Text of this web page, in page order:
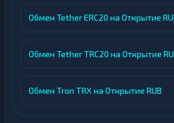
Обмен Tether ERC20 на Открытие
Обмен Tether TRC20 на Открытие
Обмен Tron TRX на Открытие RUB